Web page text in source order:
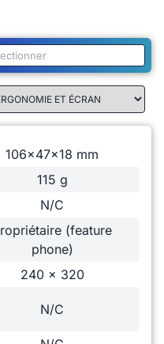
106x47x18 mm
115 g
N/C
(feature
phone)
240 x 320
N/C